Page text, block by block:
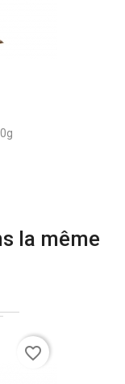
la même
favorite_border